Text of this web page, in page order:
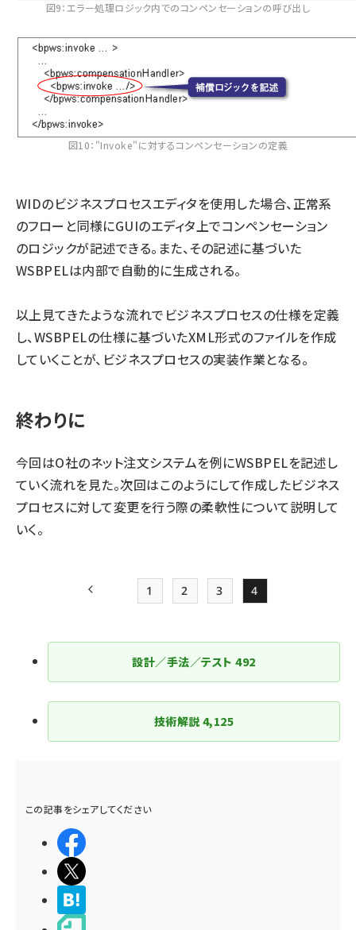
図9：エラー処理ロジック内でのコンペンセーションの呼び出し
図10："Invoke"に対するコンペンセーションの定義
WIDのビジネスプロセスエディタを使用した場合、正常系
のフローと同様にGUIのエディタ上でコンペンセーション
のロジックが記述できる。また、その記述に基づいた
WSBPELは内部で自動的に生成される。
以上見てきたような流れでビジネスプロセスの仕様を定義
し、WSBPELの仕様に基づいたXML形式のファイルを作成
していくことが、ビジネスプロセスの実装作業となる。
終わりに
今回はO社のネット注文システムを例にWSBPELを記述し
ていく流れを見た。次回はこのようにして作成したビジネス
プロセスに対して変更を行う際の柔軟性について説明して
いく。
ジ
送
り
前ページ Page
1
Page
2
Page
3
Page
4
設計／手法／テスト492
技術解説 4,125
この記事をシェアしてください